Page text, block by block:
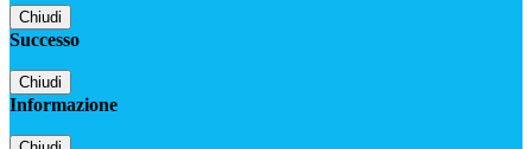
Chiudi
Successo
Chiudi
Informazione